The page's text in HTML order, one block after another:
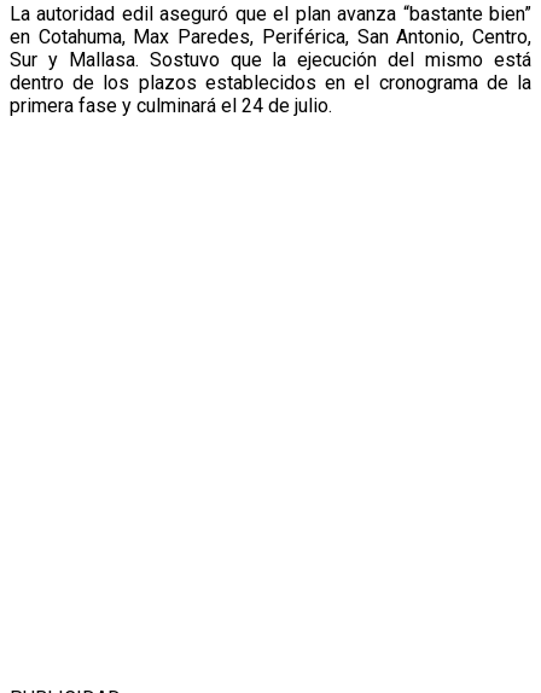
La autoridad edil aseguró que el plan avanza “bastante bien”
en Cotahuma, Max Paredes, Periférica, San Antonio, Centro,
Sur y Mallasa. Sostuvo que la ejecución del mismo está
dentro de los plazos establecidos en el cronograma de la
primera fase y culminará el 24 de julio.